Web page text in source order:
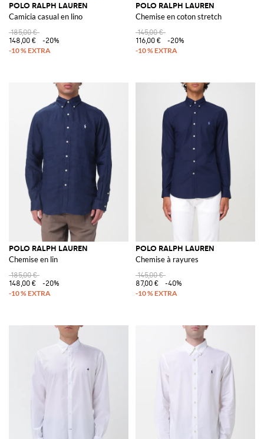
POLO RALPH LAUREN
Camicia casual en lino
185,00 €
148,00 €
-20%
POLO RALPH LAUREN
Chemise en coton stretch
145,00 €
116,00 €
-20%
POLO RALPH LAUREN
Chemise en lin
185,00 €
148,00 €
-20%
POLO RALPH LAUREN
Chemise à rayures
145,00 €
87,00 €
-40%